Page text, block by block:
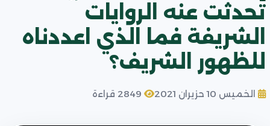
تحدثت عنه الروايات
الشريفة فما الذي اعددناه
للظهور الشريف؟
الخميس 10 حزيران 2021